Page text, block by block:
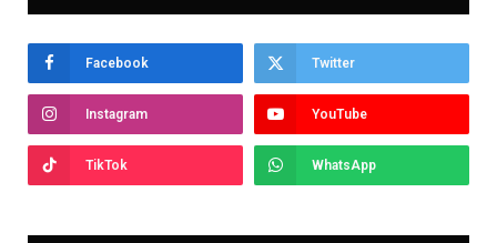
Facebook Twitter
Instagram YouTube
TikTok WhatsApp